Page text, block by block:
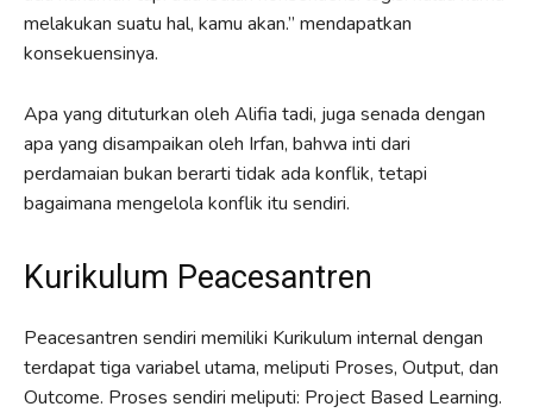
melakukan suatu hal, kamu akan.” mendapatkan
konsekuensinya.
Apa yang dituturkan oleh Alifia tadi, juga senada dengan
apa yang disampaikan oleh Irfan, bahwa inti dari
perdamaian bukan berarti tidak ada konflik, tetapi
bagaimana mengelola konflik itu sendiri.
Kurikulum Peacesantren
Peacesantren sendiri memiliki Kurikulum internal dengan
terdapat tiga variabel utama, meliputi Proses, Output, dan
Outcome. Proses sendiri meliputi: Project Based Learning.